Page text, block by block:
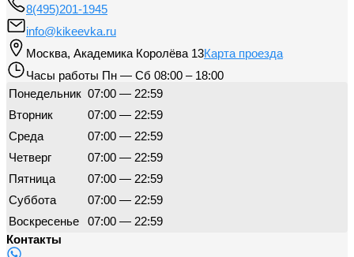
8(495)201-1945
info@kikeevka.ru
Москва, Академика Королёва 13Карта проезда
Часы работы Пн — Сб 08:00 – 18:00
Понедельник 07:00 — 22:59
Вторник
07:00 — 22:59
Среда
07:00 — 22:59
Четверг
07:00 — 22:59
Пятница
07:00 — 22:59
Суббота
07:00 — 22:59
Воскресенье
07:00 — 22:59
Контакты